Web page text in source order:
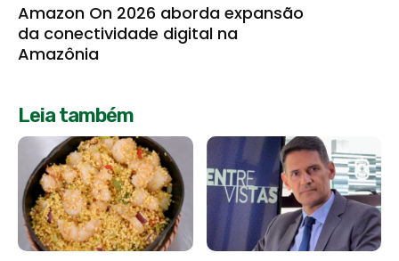
Amazon On 2026 aborda expansão
da conectividade digital na
Amazônia
Leia também